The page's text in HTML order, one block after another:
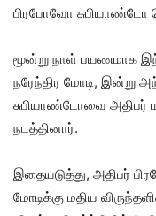
பிரபோவோ சுபியாண்டோ
மூன்று நாள் பயணமாக
நரேந்திர மோடி, இன்று
சுபியாண்டோவை அதிபர்
நடத்தினார்.
இதையடுத்து, அதிபர்
மோடிக்கு மதிய